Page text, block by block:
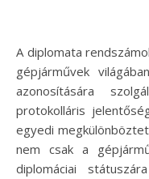
A diplomata rendszámok különleges státuszt képviselnek a
gépjárművek
azonosítására
protokolláris
egyedi
nem csak a
diplomáciai